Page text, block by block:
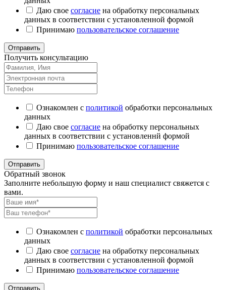
Даю свое согласие на обработку персональных
данных в соответствии с установленной формой
Принимаю пользовательское соглашение
Отправить
Получить консультацию
Ознакомлен с политикой обработки персональных
данных
Даю свое согласие на обработку персональных
данных в соответствии с установленнй формой
Принимаю пользовательское соглашение
Отправить
Обратный звонок
Заполните небольшую форму и наш специалист свяжется с
вами.
Ознакомлен с политикой обработки персональных
данных
Даю свое согласие на обработку персональных
данных в соответствии с установленной формой
Принимаю пользовательское соглашение
Отправить